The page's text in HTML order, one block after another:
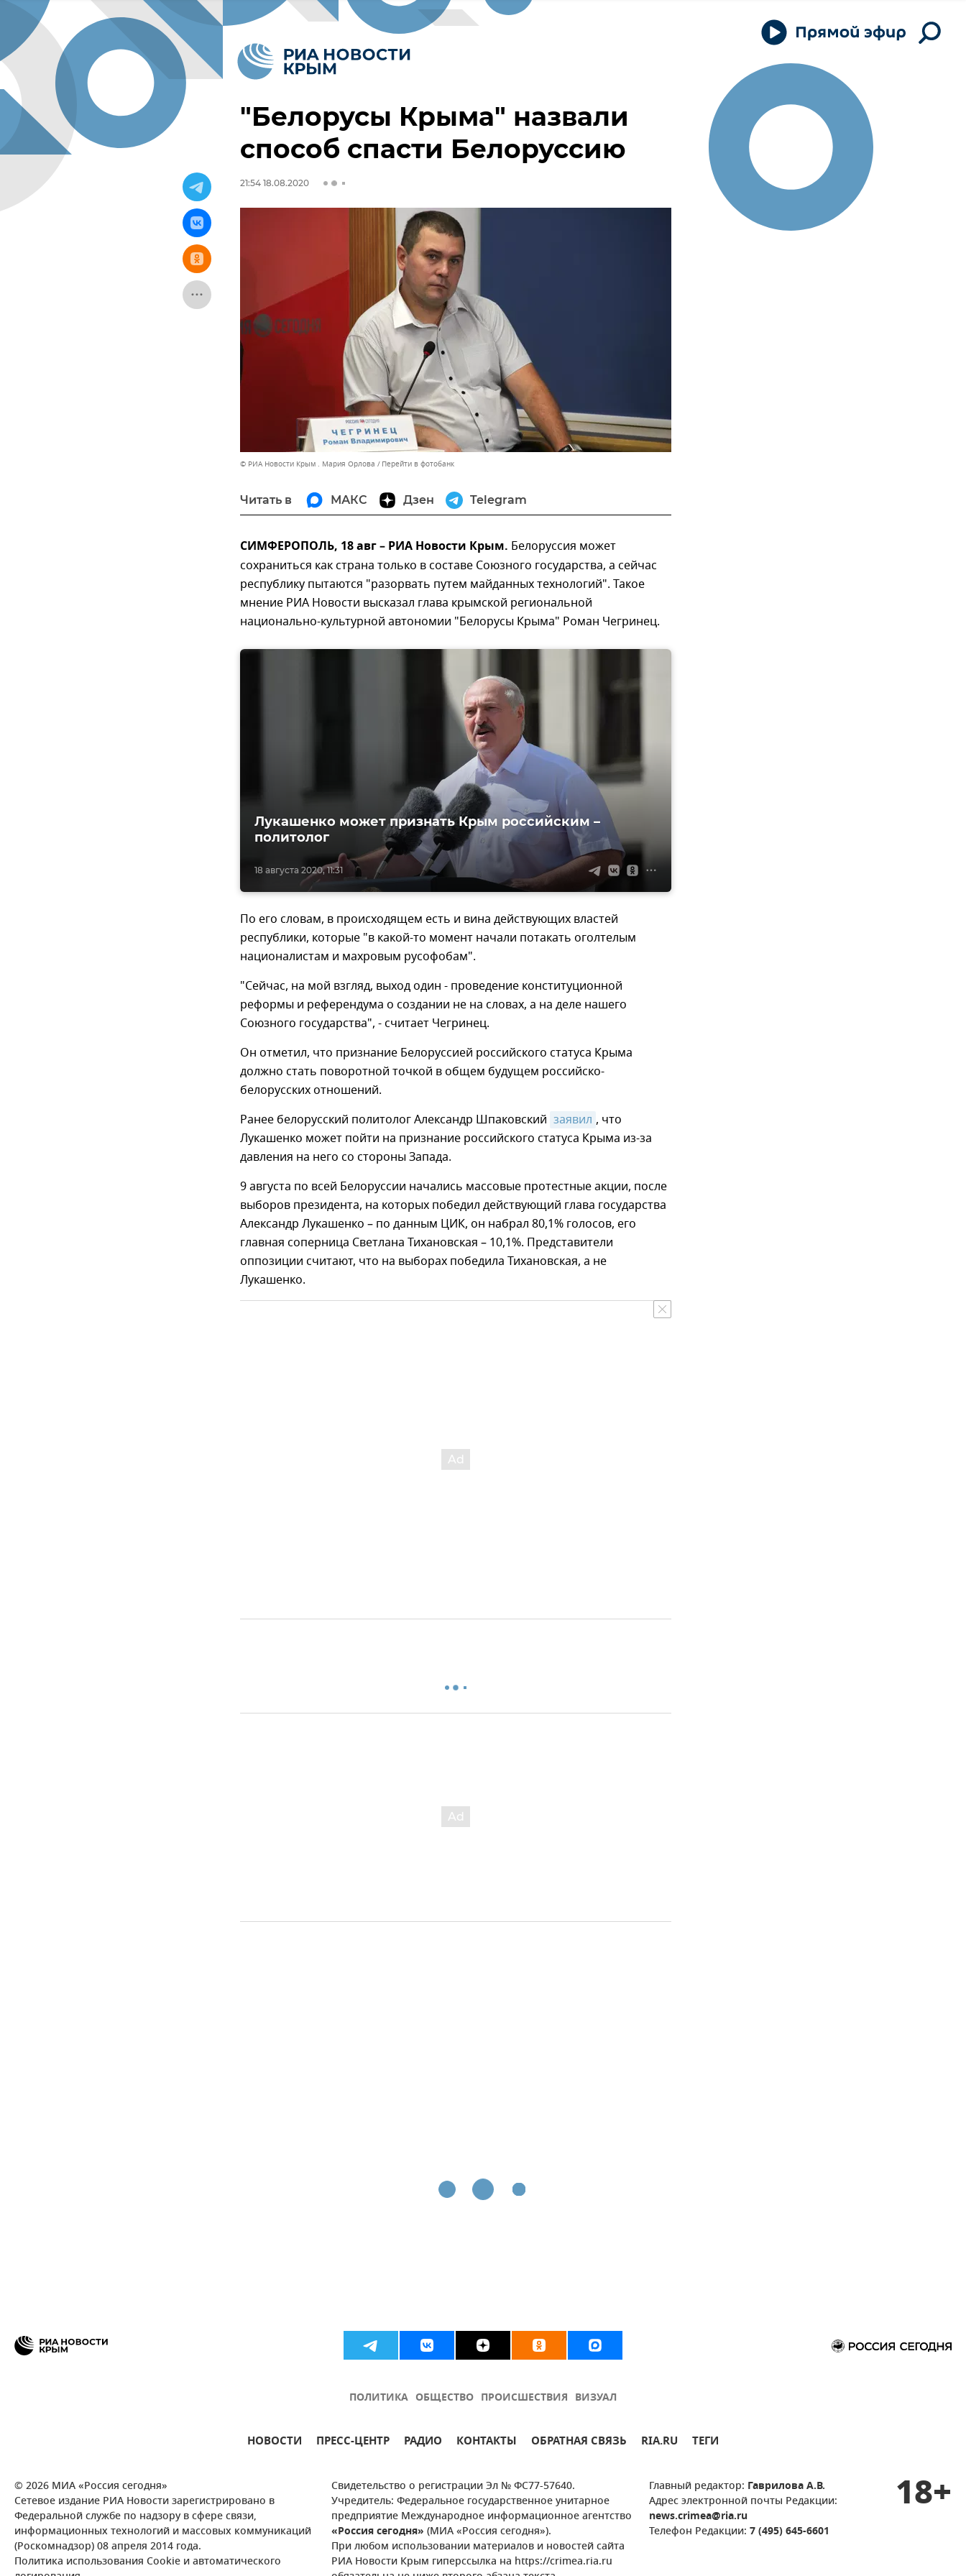
"Белорусы Крыма" назвали
способ спасти Белоруссию
21:54 18.08.2020
© РИА Новости Крым . Мария Орлова Перейти в фотобанк
Читать в МАКС Дзен Telegram
СИМФЕРОПОЛЬ, 18 авг – РИА Новости Крым. Белоруссия может
сохраниться как страна только в составе Союзного государства, а сейчас
республику пытаются "разорвать путем майданных технологий". Такое
мнение РИА Новости высказал глава крымской региональной
национально-культурной автономии "Белорусы Крыма" Роман Чегринец.
18 августа 2020, 11:31
Лукашенко может признать Крым российским –
политолог
По его словам, в происходящем есть и вина действующих властей
республики, которые "в какой-то момент начали потакать оголтелым
националистам и махровым русофобам".
"Сейчас, на мой взгляд, выход один - проведение конституционной
реформы и референдума о создании не на словах, а на деле нашего
Союзного государства", - считает Чегринец.
Он отметил, что признание Белоруссией российского статуса Крыма
должно стать поворотной точкой в общем будущем российско-
белорусских отношений.
Ранее белорусский политолог Александр Шпаковский заявил , что
Лукашенко может пойти на признание российского статуса Крыма из-за
давления на него со стороны Запада.
9 августа по всей Белоруссии начались массовые протестные акции, после
выборов президента, на которых победил действующий глава государства
Александр Лукашенко – по данным ЦИК, он набрал 80,1% голосов, его
главная соперница Светлана Тихановская – 10,1%. Представители
оппозиции считают, что на выборах победила Тихановская, а не
Лукашенко.
ПОЛИТИКА ОБЩЕСТВО ПРОИСШЕСТВИЯ ВИЗУАЛ
НОВОСТИ ПРЕСС-ЦЕНТР РАДИО КОНТАКТЫ ОБРАТНАЯ СВЯЗЬ RIA.RU ТЕГИ
© 2026 МИА «Россия сегодня»
Сетевое издание РИА Новости зарегистрировано в
Федеральной службе по надзору в сфере связи,
информационных технологий и массовых коммуникаций
(Роскомнадзор) 08 апреля 2014 года.
Политика использования Cookie и автоматического
Свидетельство о регистрации Эл № ФС77-57640.
Учредитель: Федеральное государственное унитарное
предприятие Международное информационное агентство
«Россия сегодня» (МИА «Россия сегодня»).
При любом использовании материалов и новостей сайта
РИА Новости Крым гиперссылка на https://crimea.ria.ru
Главный редактор: Гаврилова А.В.
Адрес электронной почты Редакции:
news.crimea@ria.ru
Телефон Редакции: 7 (495) 645-6601
18+